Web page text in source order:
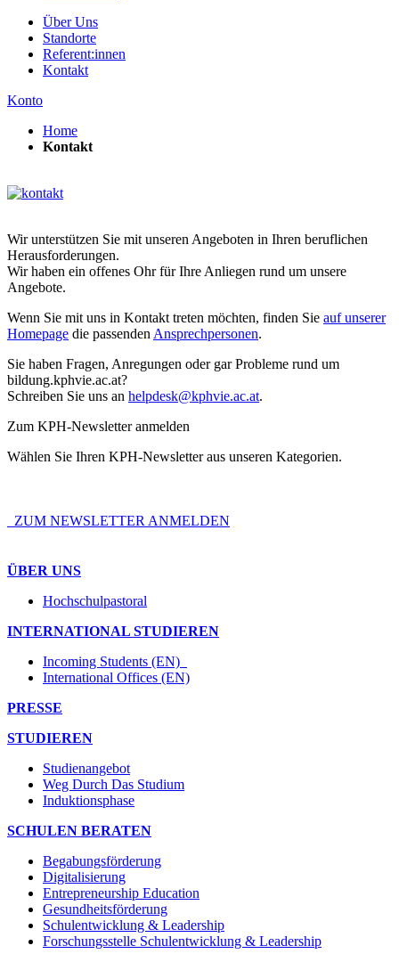
Über Uns
Standorte
Referent:innen
Kontakt
Konto
Home
Kontakt
Wir unterstützen Sie mit unseren Angeboten in Ihren beruflichen
Herausforderungen.
Wir haben ein offenes Ohr für Ihre Anliegen rund um unsere
Angebote.
Wenn Sie mit uns in Kontakt treten möchten, finden Sie auf unserer
Homepage die passenden Ansprechpersonen.
Sie haben Fragen, Anregungen oder gar Probleme rund um
bildung.kphvie.ac.at?
Schreiben Sie uns an helpdesk@kphvie.ac.at.
Zum KPH-Newsletter anmelden
Wählen Sie Ihren KPH-Newsletter aus unseren Kategorien.
ZUM NEWSLETTER ANMELDEN
ÜBER UNS
Hochschulpastoral
INTERNATIONAL STUDIEREN
Incoming Students (EN)
International Offices (EN)
PRESSE
STUDIEREN
Studienangebot
Weg Durch Das Studium
Induktionsphase
SCHULEN BERATEN
Begabungsförderung
Digitalisierung
Entrepreneurship Education
Gesundheitsförderung
Schulentwicklung & Leadership
Forschungsstelle Schulentwicklung & Leadership